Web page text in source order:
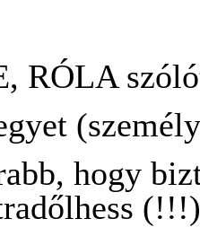
RÓLA
hogy
(!!!)